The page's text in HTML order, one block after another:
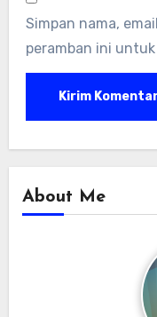
Simpan nama,
peramban ini
About Me